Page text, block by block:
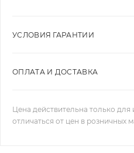
УСЛОВИЯ ГАРАНТИИ
ОПЛАТА И ДОСТАВКА
Цена действительна только
отличаться от цен в розничных